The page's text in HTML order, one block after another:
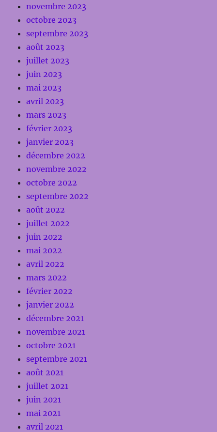
novembre 2023
octobre 2023
septembre 2023
août 2023
juillet 2023
juin 2023
mai 2023
avril 2023
mars 2023
février 2023
janvier 2023
décembre 2022
novembre 2022
octobre 2022
septembre 2022
août 2022
juillet 2022
juin 2022
mai 2022
avril 2022
mars 2022
février 2022
janvier 2022
décembre 2021
novembre 2021
octobre 2021
septembre 2021
août 2021
juillet 2021
juin 2021
mai 2021
avril 2021